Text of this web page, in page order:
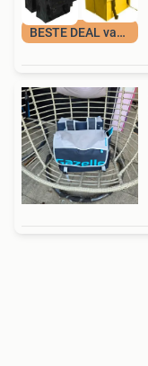
BESTE DEAL vandaag